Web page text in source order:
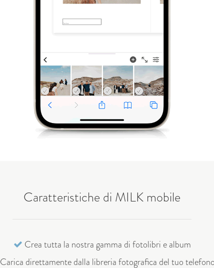
Caratteristiche di MILK mobile
Crea tutta la nostra gamma di fotolibri e album
Carica direttamente dalla libreria fotografica del tuo